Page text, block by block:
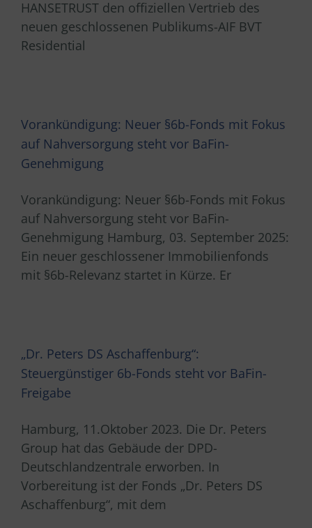
HANSETRUST den offiziellen Vertrieb des
neuen geschlossenen Publikums-AIF BVT
Residential
Vorankündigung: Neuer §6b-Fonds mit Fokus
auf Nahversorgung steht vor BaFin-
Genehmigung
Vorankündigung: Neuer §6b-Fonds mit Fokus
auf Nahversorgung steht vor BaFin-
Genehmigung Hamburg, 03. September 2025:
Ein neuer geschlossener Immobilienfonds
mit §6b-Relevanz startet in Kürze. Er
„Dr. Peters DS Aschaffenburg“:
Steuergünstiger 6b-Fonds steht vor BaFin-
Freigabe
Hamburg, 11.Oktober 2023. Die Dr. Peters
Group hat das Gebäude der DPD-
Deutschlandzentrale erworben. In
Vorbereitung ist der Fonds „Dr. Peters DS
Aschaffenburg“, mit dem